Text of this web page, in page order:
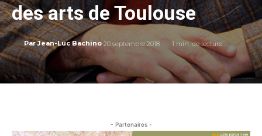
des arts de Toulouse
Par Jean-Luc Bachino 20 septembre 2018 1 min. de lecture
- Partenaires -